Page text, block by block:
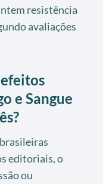
resistência
avaliações
e Sangue
?
editoriais, o
ou